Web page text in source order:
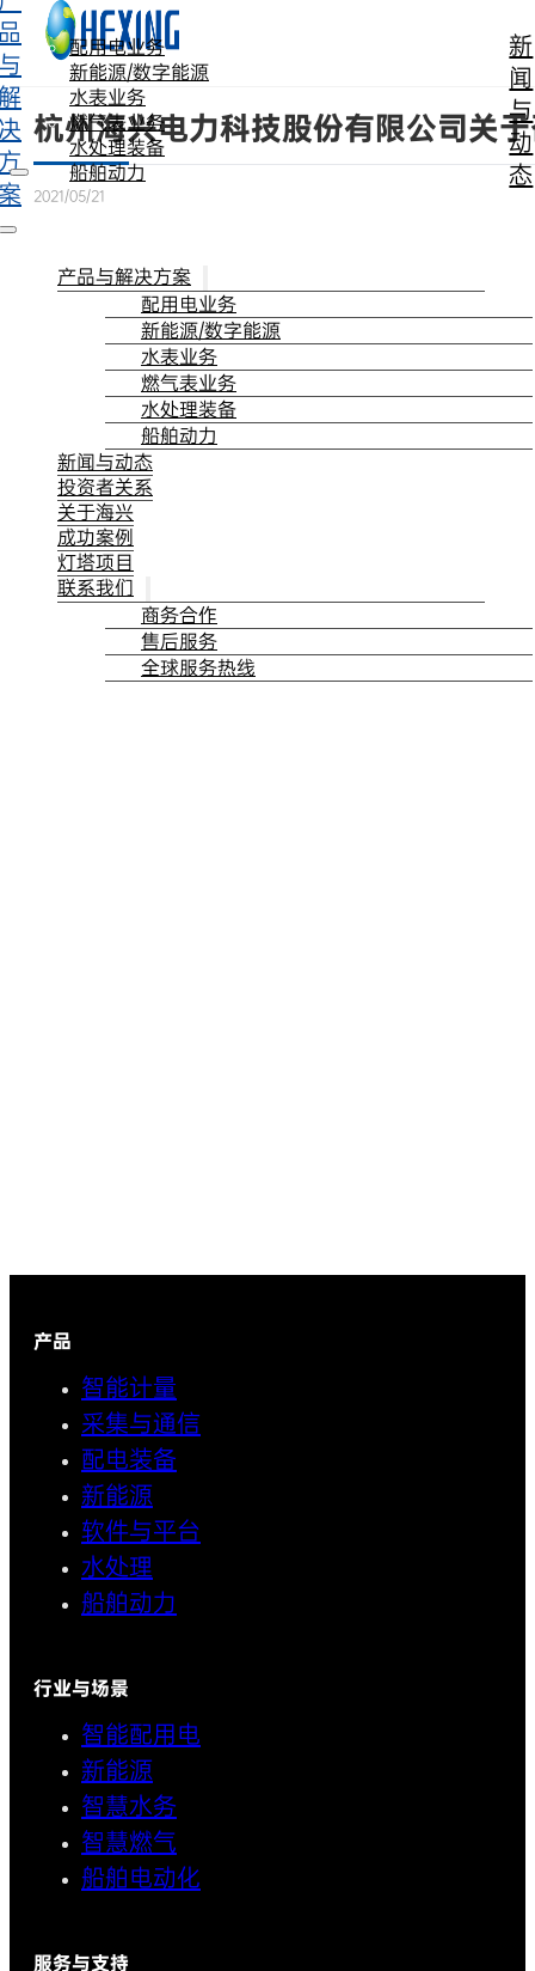
跳转到主要内容 跳转到页脚
配用电业务
新能源/数字能源
水表业务
燃气表业务
水处理装备
船舶动力
新
闻
与
动
态
产品与解决方案
配用电业务
新能源/数字能源
水表业务
燃气表业务
水处理装备
船舶动力
新闻与动态
投资者关系
关于海兴
成功案例
灯塔项目
联系我们
商务合作
售后服务
全球服务热线
杭州海兴电力科技股份有限公司关
2021/05/21
产品
智能计量
采集与通信
配电装备
新能源
软件与平台
水处理
船舶动力
行业与场景
智能配用电
新能源
智慧水务
智慧燃气
船舶电动化
服务与支持